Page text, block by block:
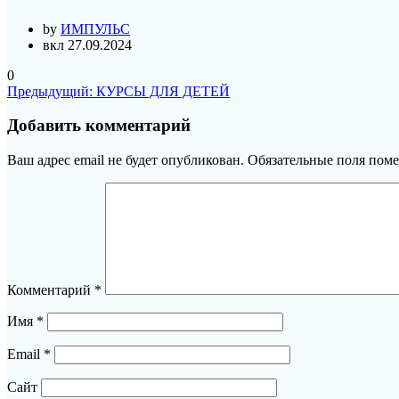
by ИМПУЛЬС
вкл 27.09.2024
0
Навигация
по
записям
Предыдущий: Предыдущая
КУРСЫ ДЛЯ ДЕТЕЙ
Добавить комментарий
Ваш адрес email не будет опубликован. Обязательные поля
Комментарий *
Имя *
Email *
Сайт